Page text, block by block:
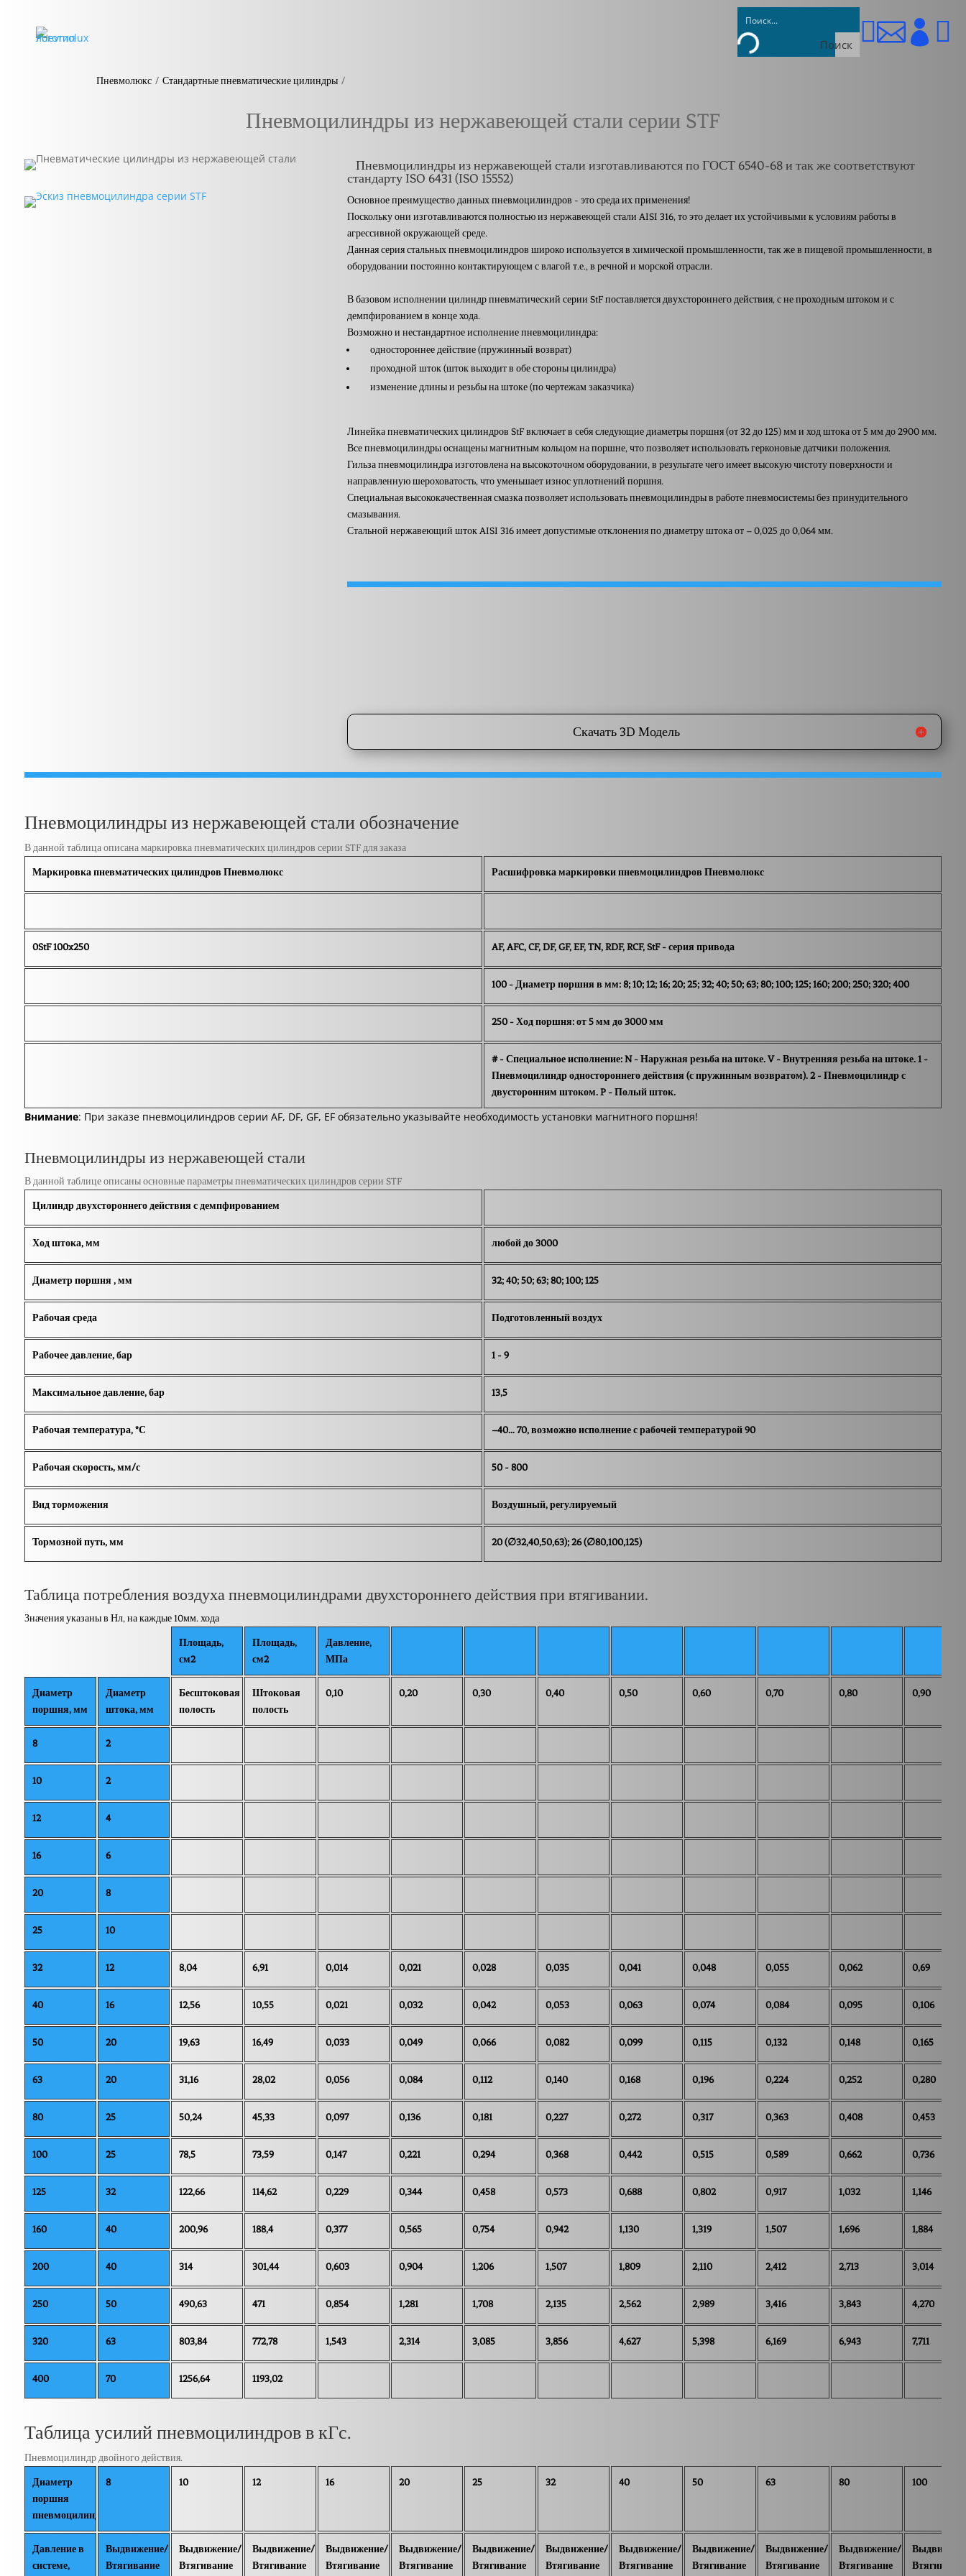
Поиск  
Пневмолюкс / Стандартные пневматические цилиндры /
Пневмоцилиндры из нержавеющей стали серии STF
Пневмоцилиндры из нержавеющей стали изготавливаются по ГОСТ 6540-68и так же соответствуют
стандарту ISO 6431 (ISO 15552)
Основное преимущество данных пневмоцилиндров - это среда их применения!
Поскольку они изготавливаются полностью из нержавеющей стали AISI 316, то это делает их устойчивыми к условиям работы в
агрессивной окружающей среде.
Данная серия стальных пневмоцилиндров широко используется в химической промышленности, так же в пищевой промышленности, в
оборудовании постоянно контактирующем с влагой т.е., в речной и морской отрасли.
В базовом исполнении цилиндр пневматический серии StF поставляется двухстороннего действия, с не проходным штоком и с
демпфированием в конце хода.
Возможно и нестандартное исполнение пневмоцилиндра:
одностороннее действие (пружинный возврат)
проходной шток (шток выходит в обе стороны цилиндра)
изменение длины и резьбы на штоке (по чертежам заказчика)
Линейка пневматических цилиндров StF включает в себя следующие диаметры поршня (от 32 до 125) мм и ход штока от 5 мм до 2900 мм.
Все пневмоцилиндры оснащены магнитным кольцом на поршне, что позволяет использовать герконовые датчики положения.
Гильза пневмоцилиндра изготовлена на высокоточном оборудовании, в результате чего имеет высокую чистоту поверхности и
направленную шероховатость, что уменьшает износ уплотнений поршня.
Специальная высококачественная смазка позволяет использовать пневмоцилиндры в работе пневмосистемы без принудительного
смазывания.
Стальной нержавеющий шток AISI 316 имеет допустимые отклонения по диаметру штока от – 0,025 до 0,064 мм.
Скачать 3D Модель
Пневмоцилиндры из нержавеющей стали обозначение
В данной таблица описана маркировка пневматических цилиндров серии STF для заказа
Маркировка пневматических цилиндров Пневмолюкс Расшифровка маркировки пневмоцилиндров Пневмолюкс
0StF 100x250 AF, AFC, CF, DF, GF, EF, TN, RDF, RCF, StF - серия привода
100 - Диаметр поршня в мм: 8; 10; 12; 16; 20; 25; 32; 40; 50; 63; 80; 100; 125; 160; 200; 250; 320; 400
250 - Ход поршня: от 5 мм до 3000 мм
# - Специальное исполнение: N - Наружная резьба на штоке. V - Внутренняя резьба на штоке. 1 -
Пневмоцилиндр одностороннего действия (с пружинным возвратом). 2 - Пневмоцилиндр с
двусторонним штоком. P - Полый шток.
Внимание: При заказе пневмоцилиндров серии AF, DF, GF, EF обязательно указывайте необходимость установки магнитного поршня!
Пневмоцилиндры из нержавеющей стали
В данной таблице описаны основные параметры пневматических цилиндров серии STF
Цилиндр двухстороннего действия с демпфированием
Ход штока, мм любой до 3000
Диаметр поршня , мм 32; 40; 50; 63; 80; 100; 125
Рабочая среда Подготовленный воздух
Рабочее давление, бар 1 - 9
Максимальное давление, бар 13,5
Рабочая температура, °С –40… 70, возможно исполнение с рабочей температурой 90
Рабочая скорость, мм/с 50 - 800
Вид торможения Воздушный, регулируемый
Тормозной путь, мм 20 (∅32,40,50,63); 26 (∅80,100,125)
Таблица потребления воздуха пневмоцилиндрами двухстороннего действия при втягивании.
Значения указаны в Нл, на каждые 10мм. хода
Площадь,
см2
Площадь,
см2
Давление,
МПа
Диаметр
поршня, мм
Диаметр
штока, мм
Бесштоковая
полость
Штоковая
полость
0,10 0,20 0,30 0,40 0,50 0,60 0,70 0,80 0,90
8 2
10 2
12 4
16 6
20 8
25 10
32 12 8,04 6,91 0,014 0,021 0,028 0,035 0,041 0,048 0,055 0,062 0,69
40 16 12,56 10,55 0,021 0,032 0,042 0,053 0,063 0,074 0,084 0,095 0,106
50 20 19,63 16,49 0,033 0,049 0,066 0,082 0,099 0,115 0,132 0,148 0,165
63 20 31,16 28,02 0,056 0,084 0,112 0,140 0,168 0,196 0,224 0,252 0,280
80 25 50,24 45,33 0,097 0,136 0,181 0,227 0,272 0,317 0,363 0,408 0,453
100 25 78,5 73,59 0,147 0,221 0,294 0,368 0,442 0,515 0,589 0,662 0,736
125 32 122,66 114,62 0,229 0,344 0,458 0,573 0,688 0,802 0,917 1,032 1,146
160 40 200,96 188,4 0,377 0,565 0,754 0,942 1,130 1,319 1,507 1,696 1,884
200 40 314 301,44 0,603 0,904 1,206 1,507 1,809 2,110 2,412 2,713 3,014
250 50 490,63 471 0,854 1,281 1,708 2,135 2,562 2,989 3,416 3,843 4,270
320 63 803,84 772,78 1,543 2,314 3,085 3,856 4,627 5,398 6,169 6,943 7,711
400 70 1256,64 1193,02
Таблица усилий пневмоцилиндров в кГс.
Пневмоцилиндр двойного действия.
Диаметр
поршня
пневмоцилиндра
8 10 12 16 20 25 32 40 50 63 80 100
Давление в
системе,
Выдвижение/
Втягивание
Выдвижение/
Втягивание
Выдвижение/
Втягивание
Выдвижение/
Втягивание
Выдвижение/
Втягивание
Выдвижение/
Втягивание
Выдвижение/
Втягивание
Выдвижение/
Втягивание
Выдвижение/
Втягивание
Выдвижение/
Втягивание
Выдвижение/
Втягивание
Втягивание